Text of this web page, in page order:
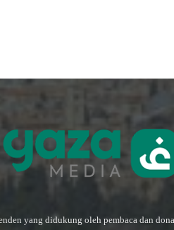
yang didukung oleh pembaca dan